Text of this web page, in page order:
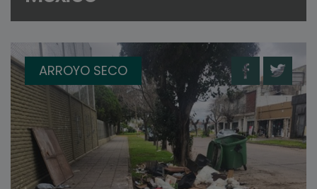
ARROYO SECO